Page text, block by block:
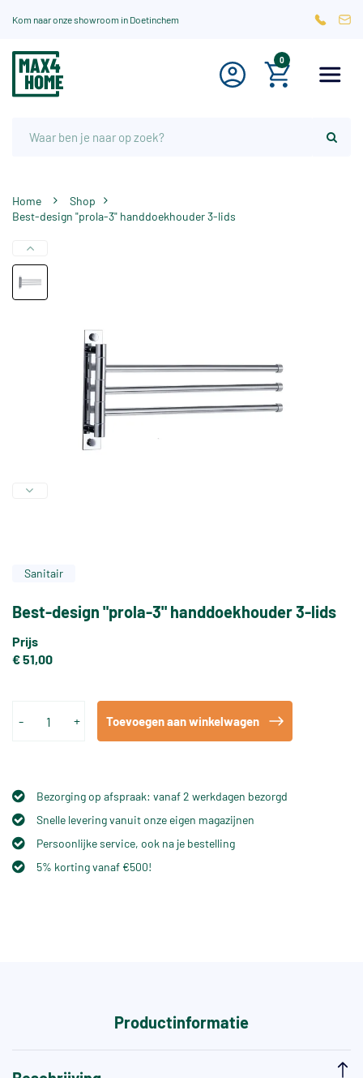
Kom naar onze showroom in Doetinchem
0
Home
Shop
Best-design "prola-3" handdoekhouder 3-lids
Sanitair
Best-design "prola-3" handdoekhouder 3-lids
Prijs
€ 51,00
- + Toevoegen aan winkelwagen
Bezorging op afspraak: vanaf 2 werkdagen bezorgd
Snelle levering vanuit onze eigen magazijnen
Persoonlijke service, ook na je bestelling
5% korting vanaf €500!
Productinformatie